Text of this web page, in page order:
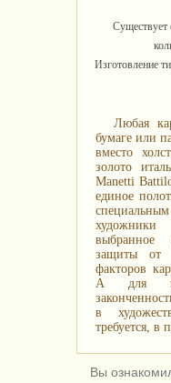
Существует
Изготовление
Любая
бумаге или
вместо
золото
Manetti
единое
художники
защиты от
факторов
А для
в
требуется, в
Вы